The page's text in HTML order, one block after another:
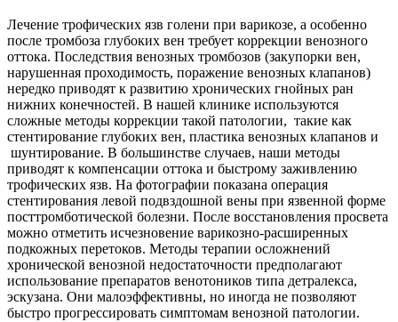
Лечение трофических язв голени при варикозе, а особенно
после тромбоза глубоких вен требует коррекции венозного
оттока. Последствия венозных тромбозов (закупорки вен,
нарушенная проходимость, поражение венозных клапанов)
нередко приводят к развитию хронических гнойных ран
нижних конечностей. В нашей клинике используются
сложные методы коррекции такой патологии, такие как
стентирование глубоких вен, пластика венозных клапанов и
шунтирование. В большинстве случаев, наши методы
приводят к компенсации оттока и быстрому заживлению
трофических язв. На фотографии показана операция
стентирования левой подвздошной вены при язвенной форме
посттромботической болезни. После восстановления просвета
можно отметить исчезновение варикозно-расширенных
подкожных перетоков. Методы терапии осложнений
хронической венозной недостаточности предполагают
использование препаратов венотоников типа детралекса,
эскузана. Они малоэффективны, но иногда не позволяют
быстро прогрессировать симптомам венозной патологии.